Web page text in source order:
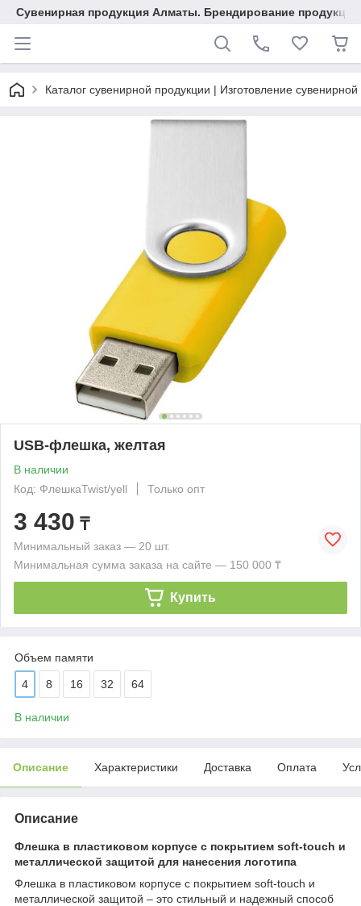
Сувенирная продукция Алматы. Брендирование
Каталог сувенирной продукции | Изготовление
USB-флешка, желтая
В наличии
Код: ФлешкаTwist/yell
Только опт
3 430 ₸
Минимальный заказ — 20 шт.
Минимальная сумма заказа на сайте — 150 000 ₸
Купить
Объем памяти
4 8 16 32 64
В наличии
Описание Характеристики Доставка Оплата
Описание
Флешка в пластиковом корпусе с покрытием soft-touch и
металлической защитой для нанесения логотипа
Флешка в пластиковом корпусе с покрытием soft-touch и
металлической защитой – это стильный и надежный способ